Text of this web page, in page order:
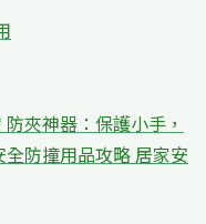
夾神器：保護小手，
防撞用品攻略 居家安